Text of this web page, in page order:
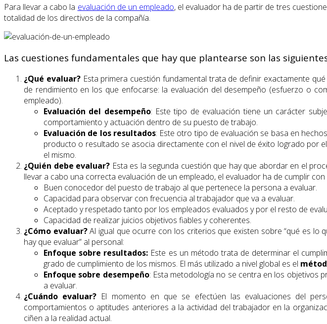
Para llevar a cabo la evaluación de un empleado, el evaluador ha de partir de tres
totalidad de los directivos de la compañía.
Las cuestiones fundamentales que hay que plantearse son las
¿Qué evaluar?Esta primera cuestión fundamental trata de definir exactamente
de rendimiento en los que enfocarse: la evaluación del desempeño (esfuerzo o
empleado).
Evaluación del desempeño: Este tipo de evaluación tiene un carácter
comportamiento y actuación dentro de su puesto de trabajo.
Evaluación de los resultados: Este otro tipo de evaluación se basa en
producto o resultado se asocia directamente con el nivel de éxito logrado por
el mismo.
¿Quién debe evaluar? Esta es la segunda cuestión que hay que abordar en el
llevar a cabo una correcta evaluación de un empleado, el evaluador ha de cumplir
Buen conocedor del puesto de trabajo al que pertenece la persona a evaluar.
Capacidad para observar con frecuencia al trabajador que va a evaluar.
Aceptado y respetado tanto por los empleados evaluados y por el resto de
Capacidad de realizar juicios objetivos fiables y coherentes.
¿Cómo evaluar?Al igual que ocurre con los criterios que existen sobre “qué es lo
hay que evaluar” al personal:
Enfoque sobre resultados: Este es un método trata de determinar el
grado de cumplimiento de los mismos. El más utilizado a nivel global es el
Enfoque sobre desempeño: Esta metodología no se centra en los objetivos
a evaluar.
¿Cuándo evaluar? El momento en que se efectúen las evaluaciones del
comportamientos o aptitudes anteriores a la actividad del trabajador en la
ciñen a la realidad actual.